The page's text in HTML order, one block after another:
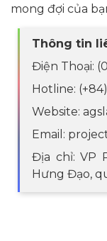
mong đợi của
Thông tin
Điện Thoại:
Hotline: (+84)
Website:
Email:
Địa chỉ: VP
Hưng Đạo,